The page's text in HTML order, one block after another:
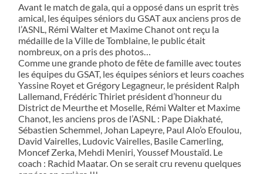
Avant le match de gala, qui a opposé dans un esprit très
amical, les équipes séniors du GSAT aux anciens pros de
l’ASNL, Rémi Walter et Maxime Chanot ont reçu la
médaille de la Ville de Tomblaine, le public était
nombreux, on a pris des photos…
Comme une grande photo de fête de famille avec toutes
les équipes du GSAT, les équipes séniors et leurs coaches
Yassine Royet et Grégory Legagneur, le président Ralph
Lallemand, Frédéric Thiriet président d’honneur du
District de Meurthe et Moselle, Rémi Walter et Maxime
Chanot, les anciens pros de l’ASNL : Pape Diakhaté,
Sébastien Schemmel, Johan Lapeyre, Paul Alo’o Efoulou,
David Vairelles, Ludovic Vairelles, Basile Camerling,
Moncef Zerka, Mehdi Meniri, Youssef Moustaïd. Le
coach : Rachid Maatar. On se serait cru revenu quelques